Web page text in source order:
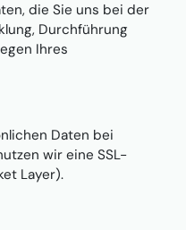
die Sie uns bei der
Durchführung
Ihres
Daten bei
wir eine SSL-
Layer).